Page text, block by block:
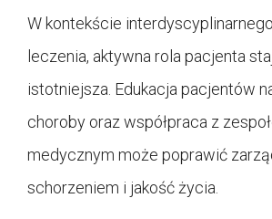
W kontekście
leczenia, aktywna rola pacjenta
istotniejsza. Edukacja pacjentów
choroby oraz współpraca z
medycznym może poprawić
schorzeniem i jakość życia.